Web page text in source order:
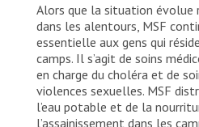
Alors que la situation évolue
dans les alentours, MSF
essentielle aux gens qui
camps. Il s’agit de soins
en charge du choléra et de
violences sexuelles. MSF
l’eau potable et de la
l’assainissement dans les